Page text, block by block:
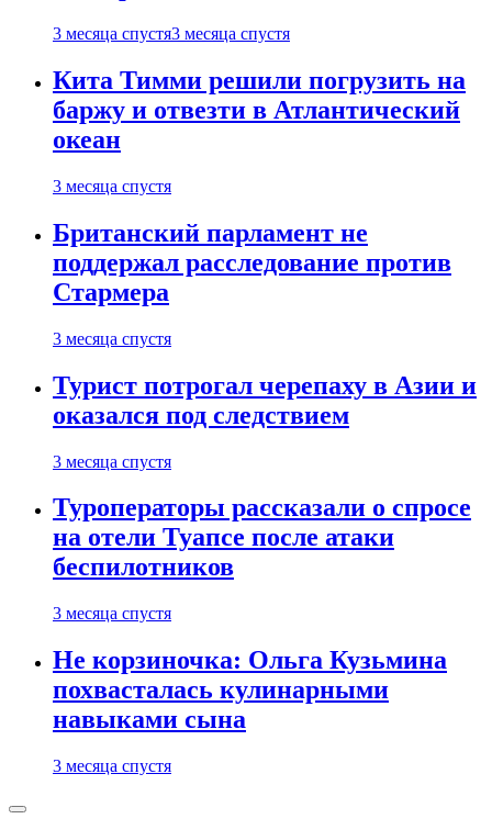
3 месяца спустя3 месяца спустя
Кита Тимми решили погрузить на
баржу и отвезти в Атлантический
океан
3 месяца спустя
Британский парламент не
поддержал расследование против
Стармера
3 месяца спустя
Турист потрогал черепаху в Азии и
оказался под следствием
3 месяца спустя
Туроператоры рассказали о спросе
на отели Туапсе после атаки
беспилотников
3 месяца спустя
Не корзиночка: Ольга Кузьмина
похвасталась кулинарными
навыками сына
3 месяца спустя